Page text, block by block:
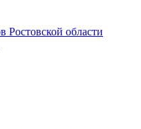
Ростовской области